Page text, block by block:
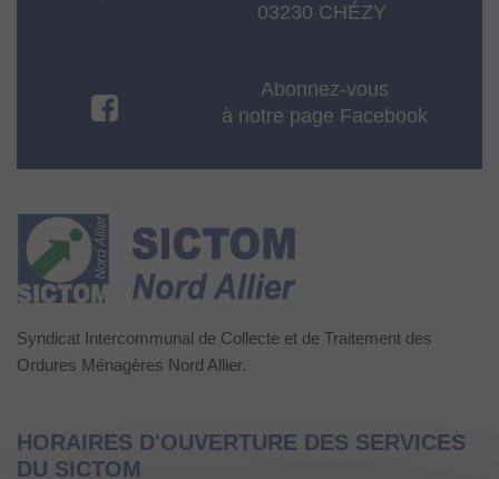
03230 CHÉZY
Abonnez-vous
à notre page Facebook
Syndicat Intercommunal de Collecte et de Traitement des
Ordures Ménagères Nord Allier.
HORAIRES D'OUVERTURE DES SERVICES
DU SICTOM